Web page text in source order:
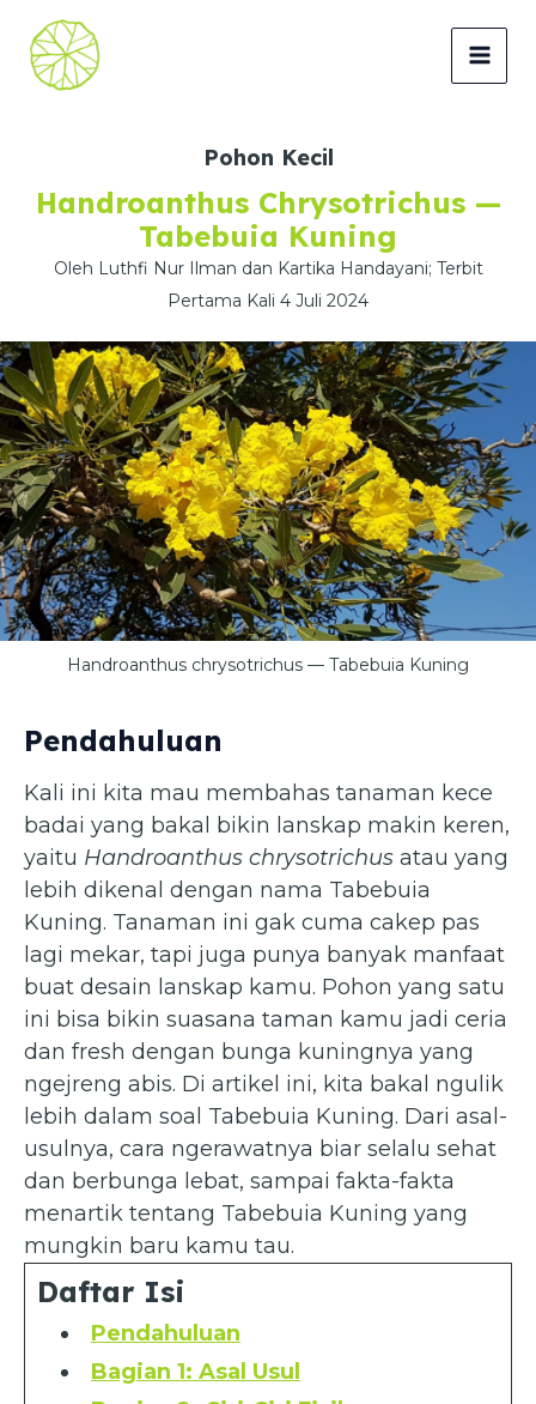
Lewati
konten
Pohon Kecil
Handroanthus Chrysotrichus —
Tabebuia Kuning
Oleh Luthfi Nur Ilman dan Kartika Handayani; Terbit
Pertama Kali 4 Juli 2024
Handroanthus chrysotrichus — Tabebuia Kuning
Pendahuluan
Kali ini kita mau membahas tanaman kece
badai yang bakal bikin lanskap makin keren,
yaitu Handroanthus chrysotrichus atau yang
lebih dikenal dengan nama Tabebuia
Kuning. Tanaman ini gak cuma cakep pas
lagi mekar, tapi juga punya banyak manfaat
buat desain lanskap kamu. Pohon yang satu
ini bisa bikin suasana taman kamu jadi ceria
dan fresh dengan bunga kuningnya yang
ngejreng abis. Di artikel ini, kita bakal ngulik
lebih dalam soal Tabebuia Kuning. Dari asal-
usulnya, cara ngerawatnya biar selalu sehat
dan berbunga lebat, sampai fakta-fakta
menartik tentang Tabebuia Kuning yang
mungkin baru kamu tau.
Daftar Isi
Pendahuluan
Bagian 1: Asal Usul